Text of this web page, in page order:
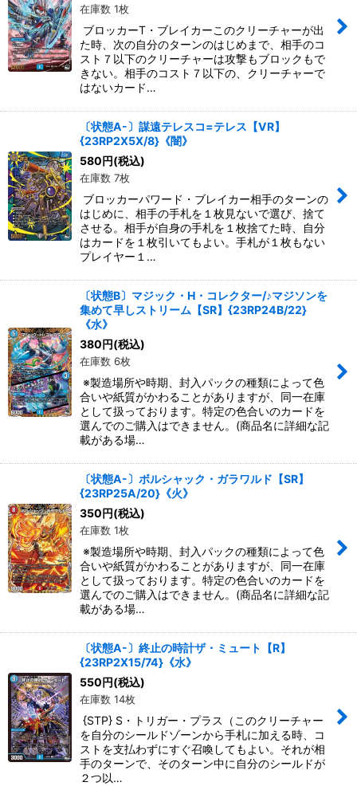
在庫数 1枚
ブロッカーT・ブレイカーこのクリーチャーが出
た時、次の自分のターンのはじめまで、相手のコ
スト７以下のクリーチャーは攻撃もブロックもで
きない。相手のコスト７以下の、クリーチャーで
はないカード…
〔状態A-〕謀遠テレスコ=テレス【VR】
{23RP2X5X/8}《闇》
580 円(税込)
在庫数 7枚
ブロッカーパワード・ブレイカー相手のターンの
はじめに、相手の手札を１枚見ないで選び、捨て
させる。相手が自身の手札を１枚捨てた時、自分
はカードを１枚引いてもよい。手札が１枚もない
プレイヤー１…
〔状態B〕マジック・H・コレクター/♪マジソンを
集めて早しストリーム【SR】{23RP24B/22}
《水》
380 円(税込)
在庫数 6枚
※製造場所や時期、封入パックの種類によって色
合いや紙質がかわることがありますが、同一在庫
として扱っております。特定の色合いのカードを
選んでのご購入はできません。(商品名に詳細な記
載がある場…
〔状態A-〕ボルシャック・ガラワルド【SR】
{23RP25A/20}《火》
350 円(税込)
在庫数 1枚
※製造場所や時期、封入パックの種類によって色
合いや紙質がかわることがありますが、同一在庫
として扱っております。特定の色合いのカードを
選んでのご購入はできません。(商品名に詳細な記
載がある場…
〔状態A-〕終止の時計ザ・ミュート【R】
{23RP2X15/74}《水》
550 円(税込)
在庫数 14枚
{STP} S・トリガー・プラス（このクリーチャー
を自分のシールドゾーンから手札に加える時、コ
ストを支払わずにすぐ召喚してもよい。それが相
手のターンで、そのターン中に自分のシールドが
２つ以…